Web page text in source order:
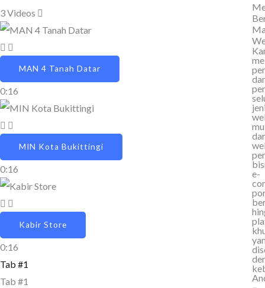
e-
3 Videos
MAN 4 Tanah Datar
0:16
MIN Kota Bukittingi
0:16
Kabir Store
0:16
Tab #1
Tab #1